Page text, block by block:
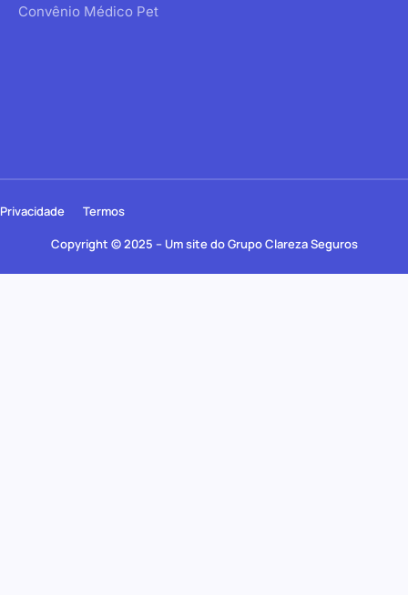
Convênio Médico Pet
Copyright © 2025 – Um site do Grupo Clareza Seguros
Privacidade Termos